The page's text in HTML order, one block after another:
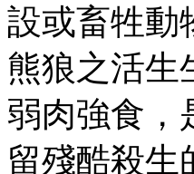
設或畜牲動
熊狼之活生
弱肉強食，
留殘酷殺生